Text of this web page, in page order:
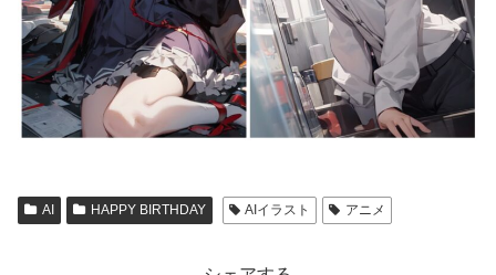
AI HAPPY BIRTHDAY AIイラスト アニメ